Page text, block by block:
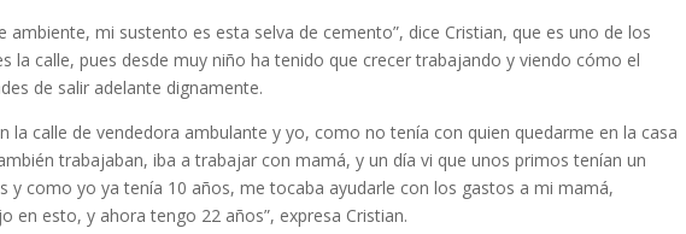
ambiente, mi sustento es esta selva de cemento”, dice Cristian, que es uno de los
la calle, pues desde muy niño ha tenido que crecer trabajando y viendo cómo el
de salir adelante dignamente.
la calle de vendedora ambulante y yo, como no tenía con quien quedarme en la casa
trabajaban, iba a trabajar con mamá, y un día vi que unos primos tenían un
y como yo ya tenía 10 años, me tocaba ayudarle con los gastos a mi mamá,
en esto, y ahora tengo 22 años”, expresa Cristian.